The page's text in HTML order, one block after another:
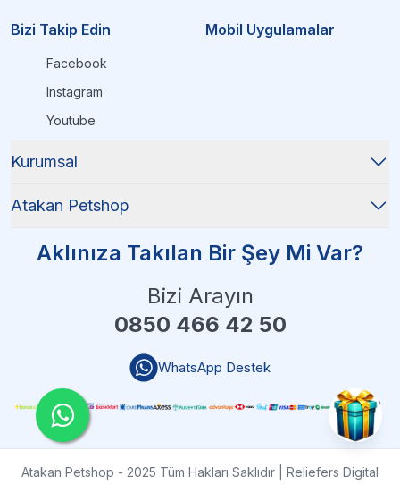
Bizi Takip Edin
Facebook
Instagram
Youtube
Mobil Uygulamalar
Kurumsal
Atakan Petshop
Aklınıza Takılan Bir Şey Mi Var?
Bizi Arayın
0850 466 42 50
WhatsApp Destek
Atakan Petshop - 2025 Tüm Hakları Saklıdır | Reliefers Digital